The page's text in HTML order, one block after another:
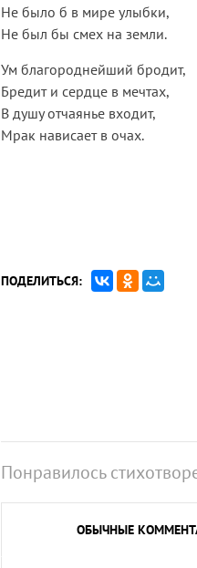
Не было б в мире улыбки,
Не был бы смех на земли.
Ум благороднейший бродит,
Бредит и сердце в мечтах,
В душу отчаянье входит,
Мрак нависает в очах.
ПОДЕЛИТЬСЯ:
Понравилось
ОБЫЧНЫЕ